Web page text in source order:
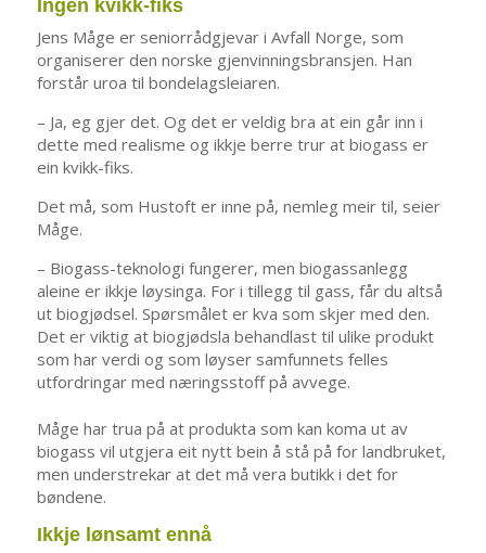
Ingen kvikk-fiks
Jens Måge er seniorrådgjevar i Avfall Norge, som
organiserer den norske gjenvinningsbransjen. Han
forstår uroa til bondelagsleiaren.
– Ja, eg gjer det. Og det er veldig bra at ein går inn i
dette med realisme og ikkje berre trur at biogass er
ein kvikk-fiks.
Det må, som Hustoft er inne på, nemleg meir til, seier
Måge.
– Biogass-teknologi fungerer, men bio­gassanlegg
aleine er ikkje løysinga. For i tillegg til gass, får du altså
ut biogjødsel. Spørsmålet er kva som skjer med den.
Det er viktig at biogjødsla behandlast til ulike produkt
som har verdi og som løyser samfunnets felles
utfordringar med næringsstoff på avvege.
Måge har trua på at produkta som kan koma ut av
biogass vil utgjera eit nytt bein å stå på for landbruket,
men understrekar at det må vera butikk i det for
bøndene.
Ikkje lønsamt ennå